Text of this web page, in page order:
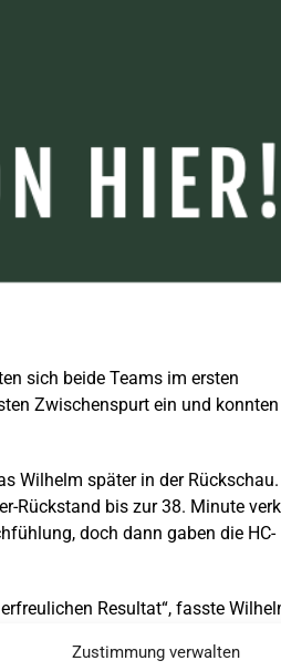
Zustimmung verwalten
sich beide Teams im ersten
Zwischenspurt ein und
Wilhelm später in der Rückschau.
Rückstand bis zur 38. Minute
doch dann gaben die HC-
Resultat“, fasste